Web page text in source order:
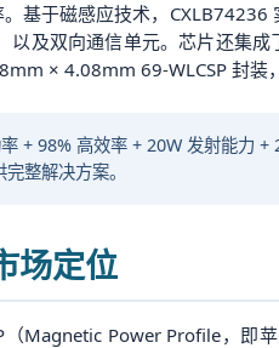
基于磁感应技术，CXLB74236
以及双向通信单元。芯片还集成
× 4.08mm 69-WLCSP 封
+ 98% 高效率 + 20W 发射能力
整解决方案。
场定位
Magnetic Power Profile，即